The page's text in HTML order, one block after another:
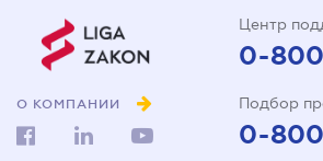
О КОМПАНИИ
Центр
0-
Подбор
0-